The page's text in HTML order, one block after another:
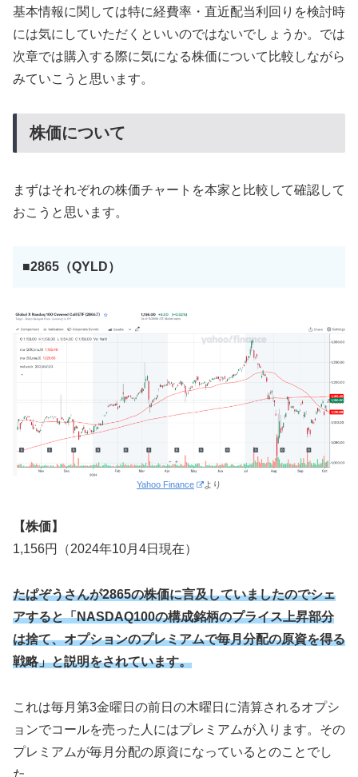
基本情報に関しては特に経費率・直近配当利回りを検討時
には気にしていただくといいのではないでしょうか。では
次章では購入する際に気になる株価について比較しながら
みていこうと思います。
株価について
まずはそれぞれの株価チャートを本家と比較して確認して
おこうと思います。
■2865（QYLD）
Yahoo Finance より
【株価】
1,156円（2024年10月4日現在）
たぱぞうさんが2865の株価に言及していましたのでシェ
アすると「NASDAQ100の構成銘柄のプライス上昇部分
は捨て、オプションのプレミアムで毎月分配の原資を得る
戦略」と説明をされています。
これは毎月第3金曜日の前日の木曜日に清算されるオプシ
ョンでコールを売った人にはプレミアムが入ります。その
プレミアムが毎月分配の原資になっているとのことでし
た。